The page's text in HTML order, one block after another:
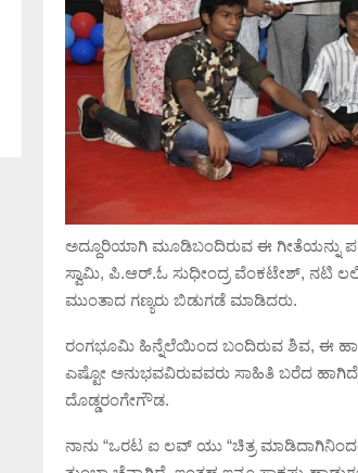
ಅದ್ದೂರಿಯಾಗಿ ಮೂಡಿಬಂದಿರುವ ಈ ಗೀತೆಯನ್ನು
ಸ್ವಾಮಿ, ಪಿ.ಆರ್.ಓ ಸುಧೀಂದ್ರ ವೆಂಕಟೇಶ್, ನಟಿ
ಮುಂತಾದ ಗಣ್ಯರು ಬಿಡುಗಡೆ ಮಾಡಿದರು.
ರಂಗಭೂಮಿ ಹಿನ್ನೆಲೆಯಿಂದ ಬಂದಿರುವ ಶಿವ, ಈ
ಎಷ್ಟೋ ಅನುಭವವಿರುವವರು ಸಾಹಿತಿ ಬರೆದ
ದೊಡ್ಡರಂಗೇಗೌಡ.
ನಾನು “ಒರಟ ಐ ಲವ್ ಯು “ಚಿತ್ರ